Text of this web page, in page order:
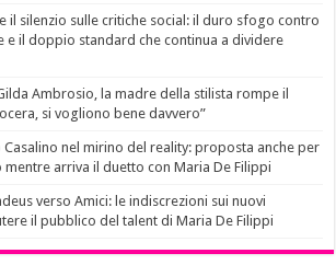
il silenzio sulle critiche social: il duro sfogo contro
e il doppio standard che continua a dividere
Ambrosio, la madre della stilista rompe il
si vogliono bene davvero”
Casalino nel mirino del reality: proposta anche per
arriva il duetto con Maria De Filippi
verso Amici: le indiscrezioni sui nuovi
il pubblico del talent di Maria De Filippi